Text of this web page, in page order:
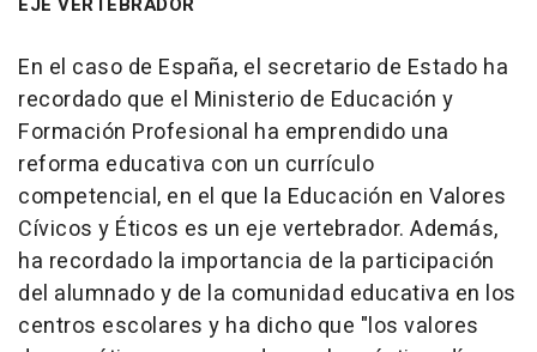
En el caso de España, el secretario de Estado ha
recordado que el Ministerio de Educación y
Formación Profesional ha emprendido una
reforma educativa con un currículo
competencial, en el que la Educación en Valores
Cívicos y Éticos es un eje vertebrador. Además,
ha recordado la importancia de la participación
del alumnado y de la comunidad educativa en los
centros escolares y ha dicho que "los valores